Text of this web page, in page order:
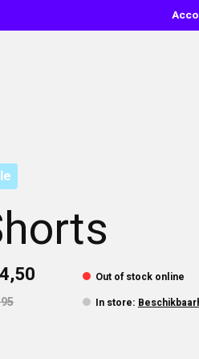
Out of stock online
In store: